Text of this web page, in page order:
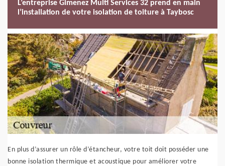
L’entreprise Gimenez Multi Services 32 prend en main
l’installation de votre isolation de toiture à Taybosc
En plus d’assurer un rôle d’étancheur, votre toit doit posséder une
bonne isolation thermique et acoustique pour améliorer votre